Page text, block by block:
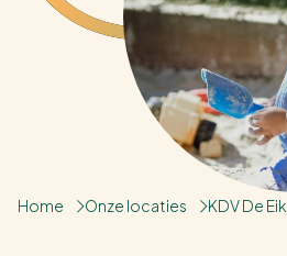
Home Onze locaties KDV De Eik